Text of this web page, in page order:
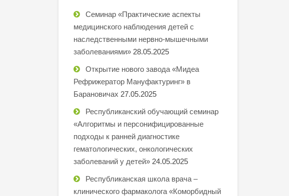
Семинар «Практические аспекты
медицинского наблюдения детей с
наследственными нервно-мышечными
заболеваниями» 28.05.2025
Открытие нового завода «Мидеа
Рефрижератор Мануфактуринг» в
Барановичах 27.05.2025
Республиканский обучающий семинар
«Алгоритмы и персонифицированные
подходы к ранней диагностике
гематологических, онкологических
заболеваний у детей» 24.05.2025
Республиканская школа врача –
клинического фармаколога «Коморбидный